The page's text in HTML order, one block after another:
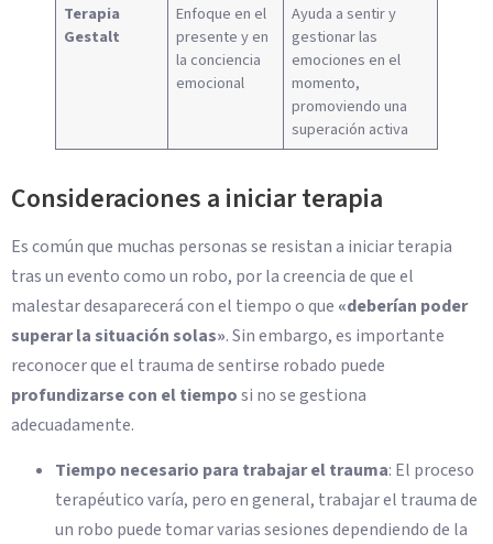
Terapia
Gestalt
Enfoque en el
presente y en
la conciencia
emocional
Ayuda a sentir y
gestionar las
emociones en el
momento,
promoviendo una
superación activa
Consideraciones a iniciar terapia
Es común que muchas personas se resistan a iniciar terapia
tras un evento como un robo, por la creencia de que el
malestar desaparecerá con el tiempo o que «deberían poder
superar la situación solas». Sin embargo, es importante
reconocer que el trauma de sentirse robado puede
profundizarse con el tiemposi no se gestiona
adecuadamente.
Tiempo necesario para trabajar el trauma: El proceso
terapéutico varía, pero en general, trabajar el trauma de
un robo puede tomar varias sesiones dependiendo de la